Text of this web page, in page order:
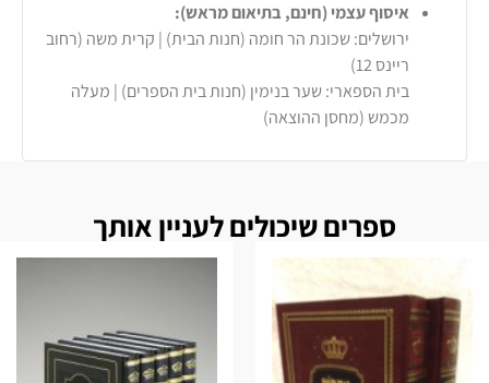
איסוף עצמי (חינם, בתיאום מראש):
ירושלים: שכונת הר חומה (חנות הבית) | קרית משה (רחוב
ריינס 12)
בית הספארי: שער בנימין (חנות בית הספרים) | מעלה
מכמש (מחסן ההוצאה)
ספרים שיכולים לעניין אותך